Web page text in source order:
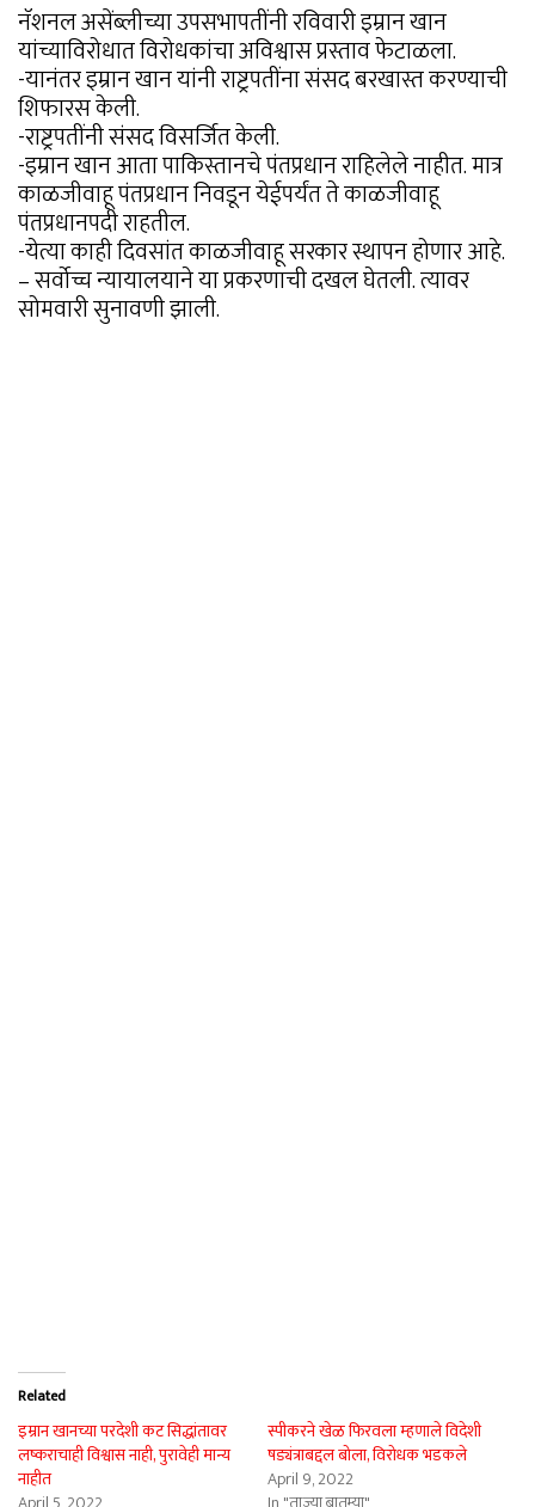
नॅशनल असेंब्लीच्या उपसभापतींनी रविवारी इम्रान खान
यांच्याविरोधात विरोधकांचा अविश्वास प्रस्ताव फेटाळला.
-यानंतर इम्रान खान यांनी राष्ट्रपतींना संसद बरखास्त करण्याची
शिफारस केली.
-राष्ट्रपतींनी संसद विसर्जित केली.
-इम्रान खान आता पाकिस्तानचे पंतप्रधान राहिलेले नाहीत. मात्र
काळजीवाहू पंतप्रधान निवडून येईपर्यंत ते काळजीवाहू
पंतप्रधानपदी राहतील.
-येत्या काही दिवसांत काळजीवाहू सरकार स्थापन होणार आहे.
– सर्वोच्च न्यायालयाने या प्रकरणाची दखल घेतली. त्यावर
सोमवारी सुनावणी झाली.
Related
इम्रान खानच्या परदेशी कट सिद्धांतावर
लष्कराचाही विश्वास नाही, पुरावेही मान्य
नाहीत
स्पीकरने खेळ फिरवला म्हणाले विदेशी
षड्यंत्राबद्दल बोला, विरोधक भडकले
April 9, 2022